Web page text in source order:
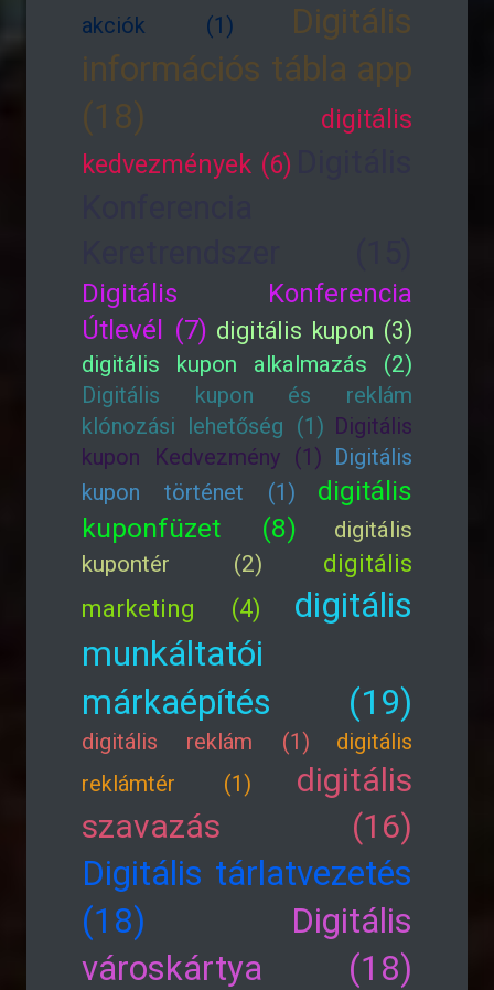
akciók (1)
Digitális
információs tábla app
(18)
digitális
kedvezmények (6)
Digitális Konferencia
Útlevél (7) digitális kupon (3)
digitális kupon alkalmazás (2)
Digitális kupon és reklám
klónozási lehetőség (1) Digitális
kupon Kedvezmény (1) Digitális
kupon történet (1)
digitális
kuponfüzet (8)
digitális
kupontér (2)
digitális
marketing (4)
digitális
munkáltatói
márkaépítés (19)
digitális reklám (1)
digitális
reklámtér (1)
digitális
szavazás (16)
Digitális tárlatvezetés
(18)
Digitális
városkártya (18)